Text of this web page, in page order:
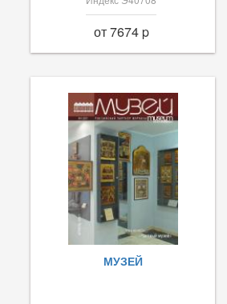
от 7674 p
МУЗЕЙ